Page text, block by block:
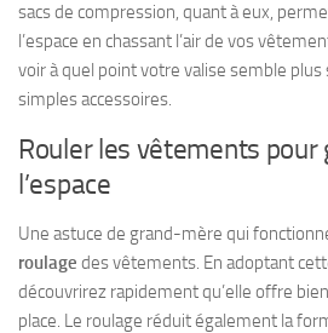
sacs de compression, quant à eux,
l’espace en chassant l’air de vos
voir à quel point votre valise semble plus
simples accessoires.
Rouler les vêtements pour
l’espace
Une astuce de grand-mère qui
roulage des vêtements. En adoptant
découvrirez rapidement qu’elle offre
place. Le roulage réduit également la